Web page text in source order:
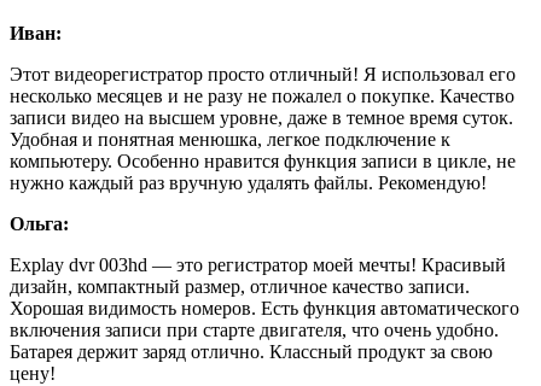
Иван:
Этот видеорегистратор просто отличный! Я использовал его
несколько месяцев и не разу не пожалел о покупке. Качество
записи видео на высшем уровне, даже в темное время суток.
Удобная и понятная менюшка, легкое подключение к
компьютеру. Особенно нравится функция записи в цикле, не
нужно каждый раз вручную удалять файлы. Рекомендую!
Ольга:
Explay dvr 003hd — это регистратор моей мечты! Красивый
дизайн, компактный размер, отличное качество записи.
Хорошая видимость номеров. Есть функция автоматического
включения записи при старте двигателя, что очень удобно.
Батарея держит заряд отлично. Классный продукт за свою
цену!